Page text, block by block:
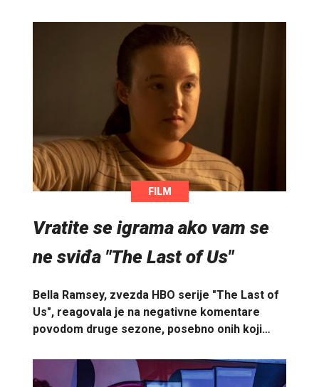
FILM
Vratite se igrama ako vam se
ne sviđa "The Last of Us"
Bella Ramsey, zvezda HBO serije "The Last of
Us", reagovala je na negativne komentare
povodom druge sezone, posebno onih koji…